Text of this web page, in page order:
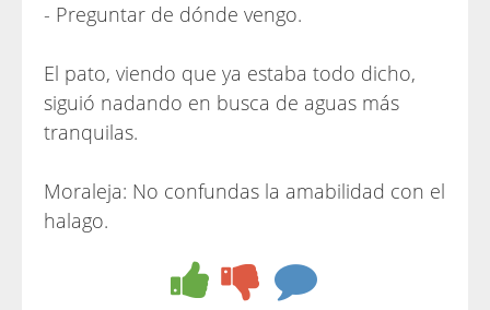
- Preguntar de dónde vengo.
El pato, viendo que ya estaba todo dicho,
siguió nadando en busca de aguas más
tranquilas.
Moraleja: No confundas la amabilidad con el
halago.